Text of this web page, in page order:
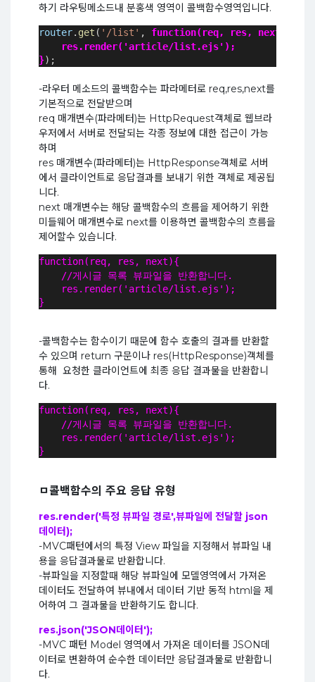
하기 라우팅메소드내 분홍색 영역이 콜백함수영역입니다.
router. get ( '/list' , function(req, res, next){
res.render('article/list.ejs');
});
-라우터 메소드의 콜백함수는 파라메터로 req,res,next를
기본적으로 전달받으며
req 매개변수(파라메터)는 HttpRequest객체로 웹브라
우저에서 서버로 전달되는 각종 정보에 대한 접근이 가능
하며
res 매개변수(파라메터)는 HttpResponse객체로 서버
에서 클라이언트로 응답결과를 보내기 위한 객체로 제공됩
니다.
next 매개변수는 해당 콜백함수의 흐름을 제어하기 위한
미들웨어 매개변수로 next를 이용하면 콜백함수의 흐름을
제어할수 있습니다.
function(req, res, next){
//게시글 목록 뷰파일을 반환합니다.
res.render('article/list.ejs');
}
-콜백함수는 함수이기 때문에 함수 호출의 결과를 반환할
수 있으며 return 구문이나 res(HttpResponse)객체를
통해 요청한 클라이언트에 최종 응답 결과물을 반환합니
다.
function(req, res, next){
//게시글 목록 뷰파일을 반환합니다.
res.render('article/list.ejs');
}
ㅁ콜백함수의 주요 응답 유형
res.render('특정 뷰파일 경로',뷰파일에 전달할 json
데이터);
-MVC패턴에서의 특정 View 파일을 지정해서 뷰파일 내
용을 응답결과물로 반환합니다.
-뷰파일을 지정할때 해당 뷰파일에 모델영역에서 가져온
데이터도 전달하여 뷰내에서 데이터 기반 동적 html을 제
어하여 그 결과물을 반환하기도 합니다.
res.json('JSON데이터');
-MVC 패턴 Model 영역에서 가져온 데이터를 JSON데
이터로 변환하여 순수한 데이터만 응답결과물로 반환합니
다.